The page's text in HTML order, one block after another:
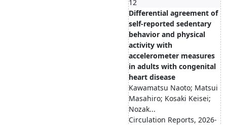
12
Differential agreement of
self-reported sedentary
behavior and physical
activity with
accelerometer measures
in adults with congenital
heart disease
Kawamatsu Naoto; Matsui
Masahiro; Kosaki Keisei;
Nozak...
Circulation Reports, 2026-